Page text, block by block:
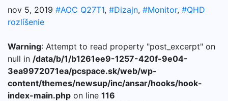
nov 5, 2019 #AOC Q27T1, #Dizajn, #Monitor, #QHD
rozlíšenie
Warning: Attempt to read property "post_excerpt" on
null in /data/b/1/b1261ee9-1257-420f-9e04-
3ea9972071ea/pcspace.sk/web/wp-
content/themes/newsup/inc/ansar/hooks/hook-
index-main.php on line 116